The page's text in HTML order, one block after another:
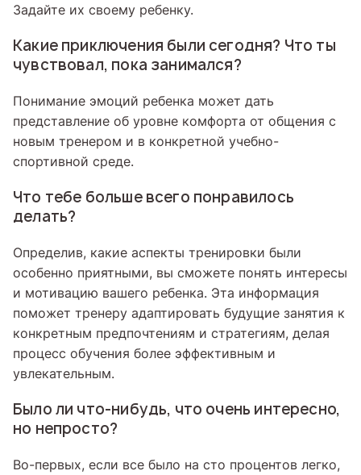
Задайте их своему ребенку.
Какие приключения были сегодня? Что ты
чувствовал, пока занимался?
Понимание эмоций ребенка может дать
представление об уровне комфорта от общения с
новым тренером и в конкретной учебно-
спортивной среде.
Что тебе больше всего понравилось
делать?
Определив, какие аспекты тренировки были
особенно приятными, вы сможете понять интересы
и мотивацию вашего ребенка. Эта информация
поможет тренеру адаптировать будущие занятия к
конкретным предпочтениям и стратегиям, делая
процесс обучения более эффективным и
увлекательным.
Было ли что-нибудь, что очень интересно,
но непросто?
Во-первых, если все было на сто процентов легко,